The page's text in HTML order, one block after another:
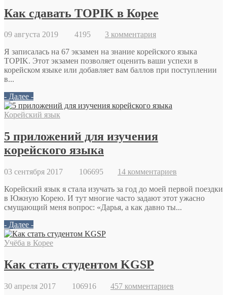
Как сдавать TOPIK в Корее
09 августа 2019 4195 3 комментария
Я записалась на 67 экзамен на знание корейского языка
TOPIK. Этот экзамен позволяет оценить ваши успехи в
корейском языке или добавляет вам баллов при поступлении
в...
- Далее -
Корейский язык
5 приложений для изучения
корейского языка
03 сентября 2017 106695 14 комментариев
Корейский язык я стала изучать за год до моей первой поездки
в Южную Корею. И тут многие часто задают этот ужасно
смущающий меня вопрос: «Дарья, а как давно ты...
- Далее -
Учёба в Корее
Как стать студентом KGSP
30 апреля 2017 106916 457 комментариев